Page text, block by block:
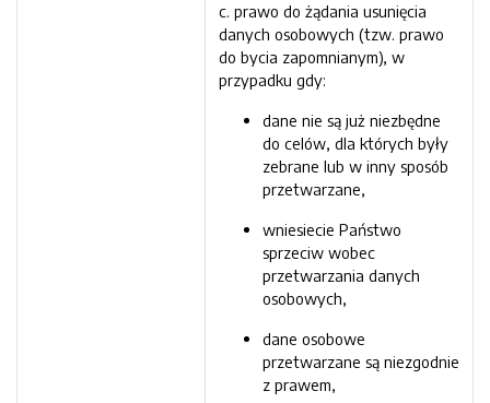
c. prawo do żądania usunięcia
danych osobowych (tzw. prawo
do bycia zapomnianym), w
przypadku gdy:
dane nie są już niezbędne
do celów, dla których były
zebrane lub w inny sposób
przetwarzane,
wniesiecie Państwo
sprzeciw wobec
przetwarzania danych
osobowych,
dane osobowe
przetwarzane są niezgodnie
z prawem,